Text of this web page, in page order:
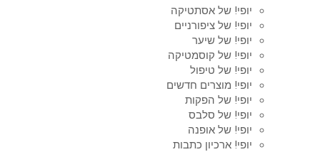
יופי! של אסתטיקה
יופי! של ציפורניים
יופי! של שיער
יופי! של קוסמטיקה
יופי! של טיפול
יופי! מוצרים חדשים
יופי! של הפקות
יופי! של סלבס
יופי! של אופנה
יופי! ארכיון כתבות